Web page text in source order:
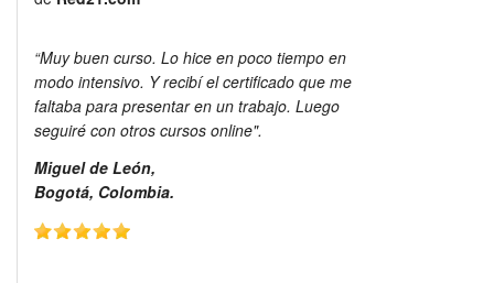
“Muy buen curso. Lo hice en poco tiempo en
modo intensivo. Y recibí el certificado que me
faltaba para presentar en un trabajo. Luego
seguiré con otros cursos online".
Miguel de León,
Bogotá, Colombia.